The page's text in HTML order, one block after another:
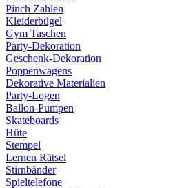
Pinch Zahlen
Kleiderbügel
Gym Taschen
Party-Dekoration
Geschenk-Dekoration
Poppenwagens
Dekorative Materialien
Party-Logen
Ballon-Pumpen
Skateboards
Hüte
Stempel
Lernen Rätsel
Stirnbänder
Spieltelefone